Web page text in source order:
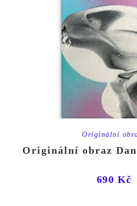
Originální
Originální obraz
690 Kč